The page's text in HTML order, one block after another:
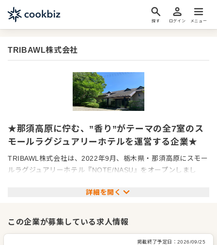
探す ログイン メニュー
TRIBAWL株式会社
★那須高原に佇む、”香り”がテーマの全7室のス
モールラグジュアリーホテルを運営する企業★
TRIBAWL株式会社は、2022年9月、栃木県・那須高原にスモー
ルラグジュアリーホテル『NOTE/NASU』をオープンしまし
『NOTE/NASU』は、客室数をわずか7室に限定した、プライベ
ート感を重視したホテルです。コンセプトは「”香り”」。那須
の豊かな自然がもたらす木々の香り、季節の香り、そしてシェ
詳細を開く
この企業が募集している求人情報
掲載終了予定日： 2026/09/25